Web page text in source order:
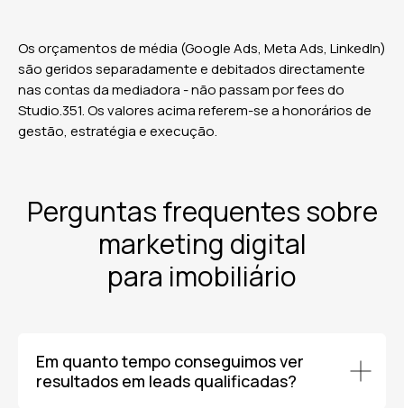
Os orçamentos de média (Google Ads, Meta Ads, LinkedIn)
são geridos separadamente e debitados directamente
nas contas da mediadora - não passam por fees do
Studio.351. Os valores acima referem-se a honorários de
gestão, estratégia e execução.
Perguntas frequentes sobre
marketing digital
para imobiliário
Em quanto tempo conseguimos ver
resultados em leads qualificadas?